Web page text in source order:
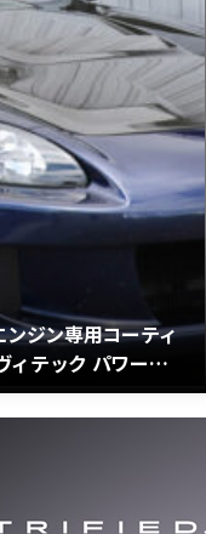
ジン専用コーティ
ィテック パワーシ